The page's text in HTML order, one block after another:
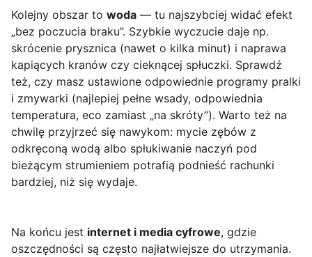
Kolejny obszar to woda — tu najszybciej widać efekt
„bez poczucia braku”. Szybkie wyczucie daje np.
skrócenie prysznica (nawet o kilka minut) i naprawa
kapiących kranów czy cieknącej spłuczki. Sprawdź
też, czy masz ustawione odpowiednie programy pralki
i zmywarki (najlepiej pełne wsady, odpowiednia
temperatura, eco zamiast „na skróty”). Warto też na
chwilę przyjrzeć się nawykom: mycie zębów z
odkręconą wodą albo spłukiwanie naczyń pod
bieżącym strumieniem potrafią podnieść rachunki
bardziej, niż się wydaje.
Na końcu jest internet i media cyfrowe, gdzie
oszczędności są często najłatwiejsze do utrzymania.